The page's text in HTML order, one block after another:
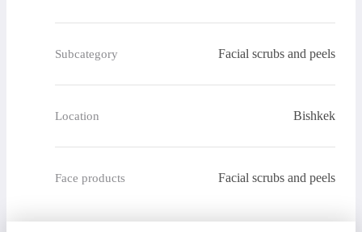
Subcategory Facial scrubs and peels
Location Bishkek
Face products Facial scrubs and peels